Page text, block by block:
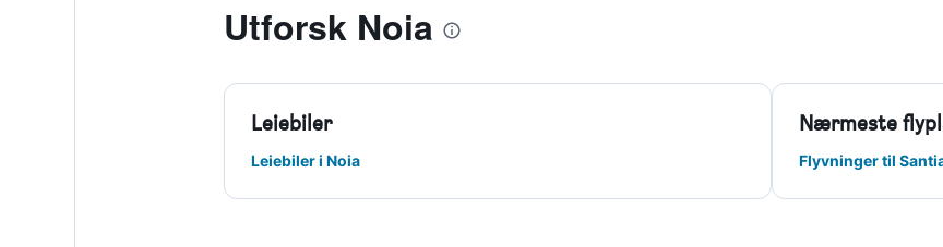
Utforsk Noia
Leiebiler
Leiebiler i Noia
Nærmeste
Flyvninger til